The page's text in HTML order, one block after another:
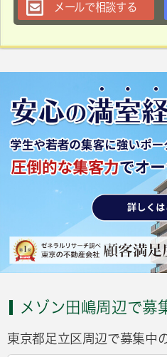
メールで相談する
メゾン田嶋周辺で募
東京都足立区周辺で募集中